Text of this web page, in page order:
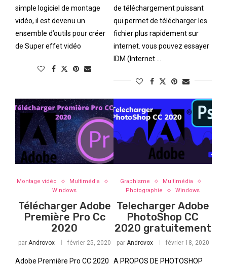
simple logiciel de montage
vidéo, il est devenu un
ensemble d’outils pour créer
de Super effet vidéo
de téléchargement puissant
qui permet de télécharger les
fichier plus rapidement sur
internet. vous pouvez essayer
IDM (Internet …
Montage vidéo
Multimédia
Windows
Télécharger Adobe
Première Pro Cc
2020
par Androvox février 25, 2020
Adobe Première Pro CC 2020
Graphisme
Multimédia
Photographie
Windows
Telecharger Adobe
PhotoShop CC
2020 gratuitement
par Androvox février 18, 2020
A PROPOS DE PHOTOSHOP